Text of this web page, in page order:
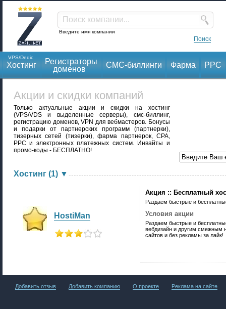
Поиск компании...
Введите имя компании
Поиск
VPS/Dedic
Хостинг
Регистраторы
доменов
СМС-биллинги Фарма PPC
Акции и скидки компаний
Только актуальные акции и скидки на хостинг
(VPS/VDS и выделенные серверы), смс-биллинг,
регистрацию доменов, VPN для вебмастеров. Бонусы
и подарки от партнерских программ (партнерки),
тизерных сетей (тизерки), фарма партнерок, CPA,
PPC и электронных платежных систем. Инвайты и
промо-коды - БЕСПЛАТНО!
Хостинг (1) ▼
HostiMan
Акция :: Бесплатный
Раздаем быстрые и
Условия акции
Раздаем быстрые и
вебдизайн и другим смежным
сайтов и без рекламы за лайк!
Добавить отзыв Добавить компанию О проекте Реклама на сайте